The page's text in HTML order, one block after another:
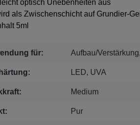
optisch Unebenheiten aus
als Zwischenschicht auf Grundier-
5ml
für: Aufbau/
LED, UVA
Medium
Pur